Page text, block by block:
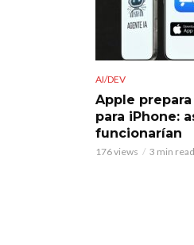
AI/DEV
Apple
para iPhone:
funcionarían
176 views 3 min read